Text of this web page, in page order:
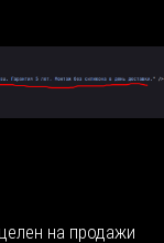
на продажи